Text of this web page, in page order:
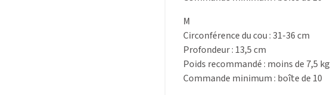
M
Circonférence du cou : 31-36 cm
Profondeur : 13,5 cm
Poids recommandé : moins de 7,5 kg
Commande minimum : boîte de 10